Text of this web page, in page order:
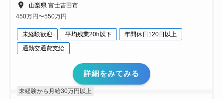
山梨県 富士吉田市
450万円〜550万円
未経験歓迎 平均残業20h以下
年間休日120日以上
通勤交通費支給
詳細をみてみる
未経験から月給30万円以上